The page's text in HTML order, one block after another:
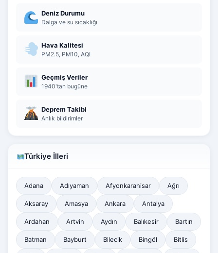
Deniz Durumu
Dalga ve su sıcaklığı
Hava Kalitesi
PM2.5, PM10, AQI
Geçmiş Veriler
1940'tan bugüne
Deprem Takibi
Anlık bildirimler
Türkiye İlleri
Adana Adıyaman Afyonkarahisar Ağrı
Aksaray Amasya Ankara Antalya
Ardahan Artvin Aydın Balıkesir Bartın
Batman Bayburt Bilecik Bingöl Bitlis